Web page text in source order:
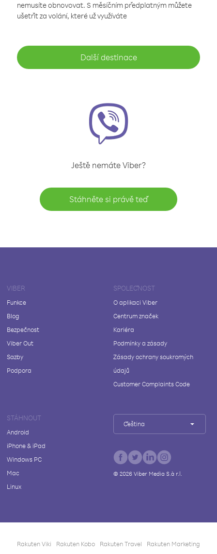
nemusíte obnovovat. S měsíčním předplatným můžete
ušetřit za volání, které už využíváte
Další destinace
Ještě nemáte Viber?
Stáhněte si právě teď
VIBER
Funkce
Blog
Bezpečnost
Viber Out
Sazby
Podpora
SPOLEČNOST
O aplikaci Viber
Centrum značek
Kariéra
Podmínky a zásady
Zásady ochrany soukromých
údajů
Customer Complaints Code
STÁHNOUT
Android
iPhone & iPad
Windows PC
Mac
Linux
Čeština
© 2026Viber Media S.à r.l.
Rakuten Viki Rakuten Kobo Rakuten Travel Rakuten Marketing